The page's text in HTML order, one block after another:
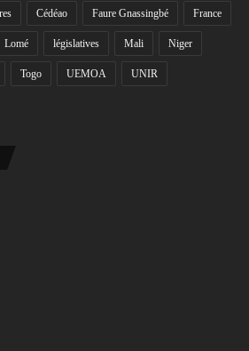
Cédéao Faure Gnassingbé France
Lomé législatives Mali Niger
Togo UEMOA UNIR